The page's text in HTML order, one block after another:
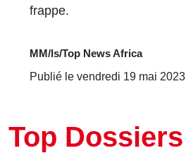
frappe.
MM/ls/Top News Africa
Publié le vendredi 19 mai 2023
Top Dossiers